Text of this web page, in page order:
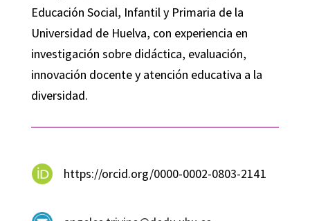
Educación Social, Infantil y Primaria de la
Universidad de Huelva, con experiencia en
investigación sobre didáctica, evaluación,
innovación docente y atención educativa a la
diversidad.
https://orcid.org/0000-0002-0803-2141